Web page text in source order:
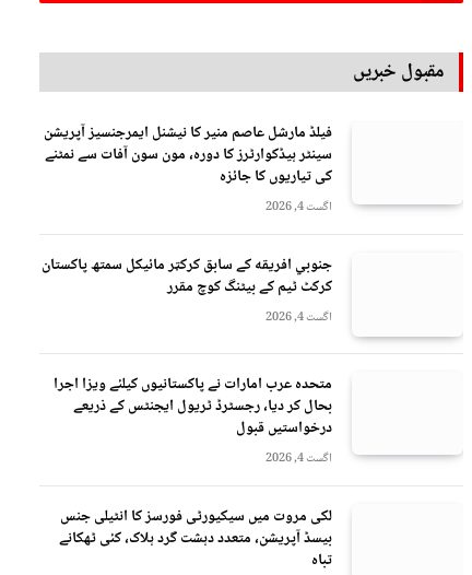
مقبول خبریں
فیلڈ مارشل عاصم منیر کا نیشنل ایمرجنسیز آپریشن
سینٹر ہیڈکوارٹرز کا دورہ، مون سون آفات سے نمٹنے
کی تیاریوں کا جائزہ
اگست 4, 2026
جنوبي افريقه کے سابق کرکټر مائیکل سمتھ پاکستان
کرکٹ ٹیم کے بیٹنگ کوچ مقرر
اگست 4, 2026
متحدہ عرب امارات نے پاکستانیوں کیلئے ویزا اجرا
بحال کر دیا، رجسٹرڈ ٹریول ایجنٹس کے ذریعے
درخواستیں قبول
اگست 4, 2026
لکی مروت میں سیکیورٹی فورسز کا انٹیلی جنس
بیسڈ آپریشن، متعدد دہشت گرد ہلاک، کئی ٹھکانے
تباہ